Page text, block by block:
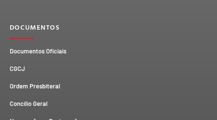
DOCUMENTOS
Documentos Oficiais
CGCJ
Ordem Presbiteral
Concílio Geral